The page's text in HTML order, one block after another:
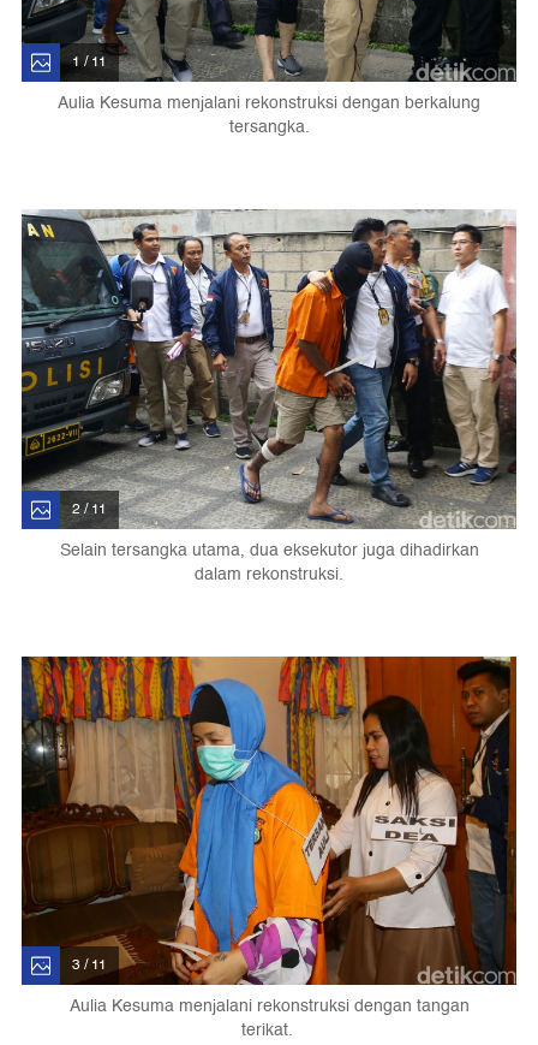
1 / 11
Aulia Kesuma menjalani rekonstruksi dengan berkalung
tersangka.
2 / 11
Selain tersangka utama, dua eksekutor juga dihadirkan
dalam rekonstruksi.
3 / 11
Aulia Kesuma menjalani rekonstruksi dengan tangan
terikat.